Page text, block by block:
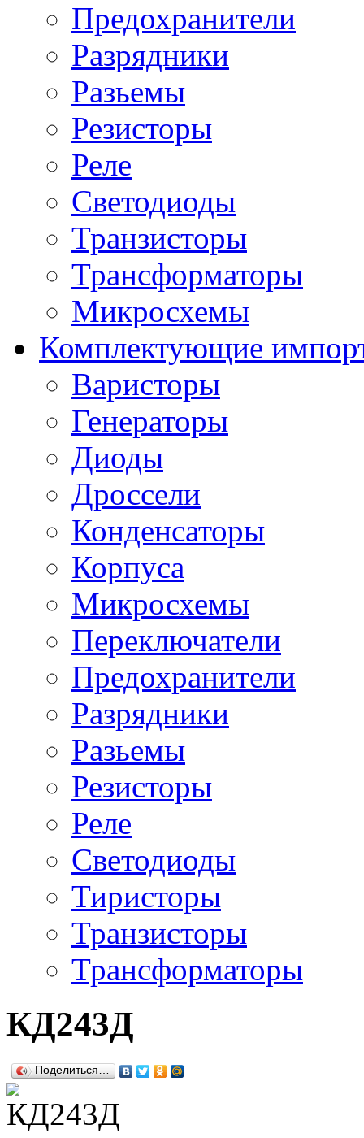
Предохранители
Разрядники
Разьемы
Резисторы
Реле
Светодиоды
Транзисторы
Трансформаторы
Микросхемы
Комплектующие
Варисторы
Генераторы
Диоды
Дроссели
Конденсаторы
Корпуса
Микросхемы
Переключатели
Предохранители
Разрядники
Разьемы
Резисторы
Реле
Светодиоды
Тиристоры
Транзисторы
Трансформаторы
КД243Д
Поделиться…